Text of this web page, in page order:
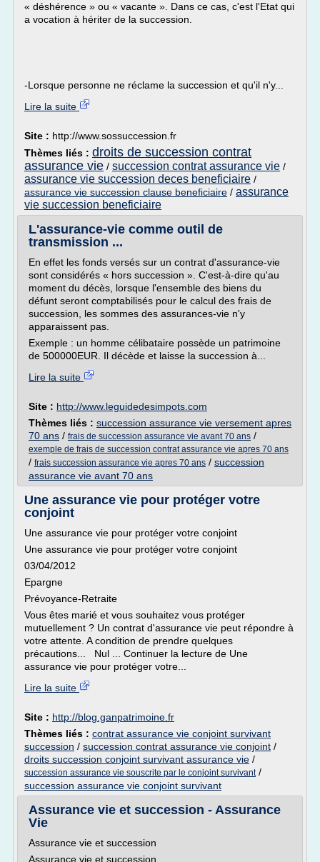
« déshérence » ou « vacante ». Dans ce cas, c'est l'Etat qui
a vocation à hériter de la succession.
-Lorsque personne ne réclame la succession et qu'il n'y...
Lire la suite
Site : http://www.sossuccession.fr
Thèmes liés : droits de succession contrat
assurance vie / succession contrat assurance vie /
assurance vie succession deces beneficiaire /
assurance vie succession clause beneficiaire / assurance
vie succession beneficiaire
L'assurance-vie comme outil de
transmission ...
En effet les fonds versés sur un contrat d'assurance-vie
sont considérés « hors succession ». C'est-à-dire qu'au
moment du décès, lorsque l'ensemble des biens du
défunt seront comptabilisés pour le calcul des frais de
succession, les sommes des assurances-vie n'y
apparaissent pas.
Exemple : un homme célibataire possède un patrimoine
de 500000EUR. Il décède et laisse la succession à...
Lire la suite
Site : http://www.leguidedesimpots.com
Thèmes liés : succession assurance vie versement apres
70 ans / frais de succession assurance vie avant 70 ans /
exemple de frais de succession contrat assurance vie apres 70 ans
/ frais succession assurance vie apres 70 ans / succession
assurance vie avant 70 ans
Une assurance vie pour protéger votre
conjoint
Une assurance vie pour protéger votre conjoint
Une assurance vie pour protéger votre conjoint
03/04/2012
Epargne
Prévoyance-Retraite
Vous êtes marié et vous souhaitez vous protéger
mutuellement ? Un contrat d'assurance vie peut répondre à
votre attente. A condition de prendre quelques
précautions... Nul ... Continuer la lecture de Une
assurance vie pour protéger votre...
Lire la suite
Site : http://blog.ganpatrimoine.fr
Thèmes liés : contrat assurance vie conjoint survivant
succession / succession contrat assurance vie conjoint /
droits succession conjoint survivant assurance vie /
succession assurance vie souscrite par le conjoint survivant/
succession assurance vie conjoint survivant
Assurance vie et succession - Assurance
Vie
Assurance vie et succession
Assurance vie et succession